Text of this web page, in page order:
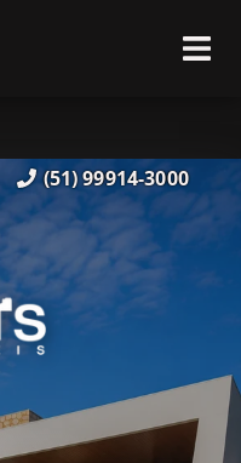
(51) 99914-3000